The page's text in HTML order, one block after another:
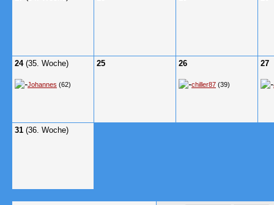
24(35. Woche)
Johannes (62)
25 26
chiller87 (39)
27
31 (36. Woche)